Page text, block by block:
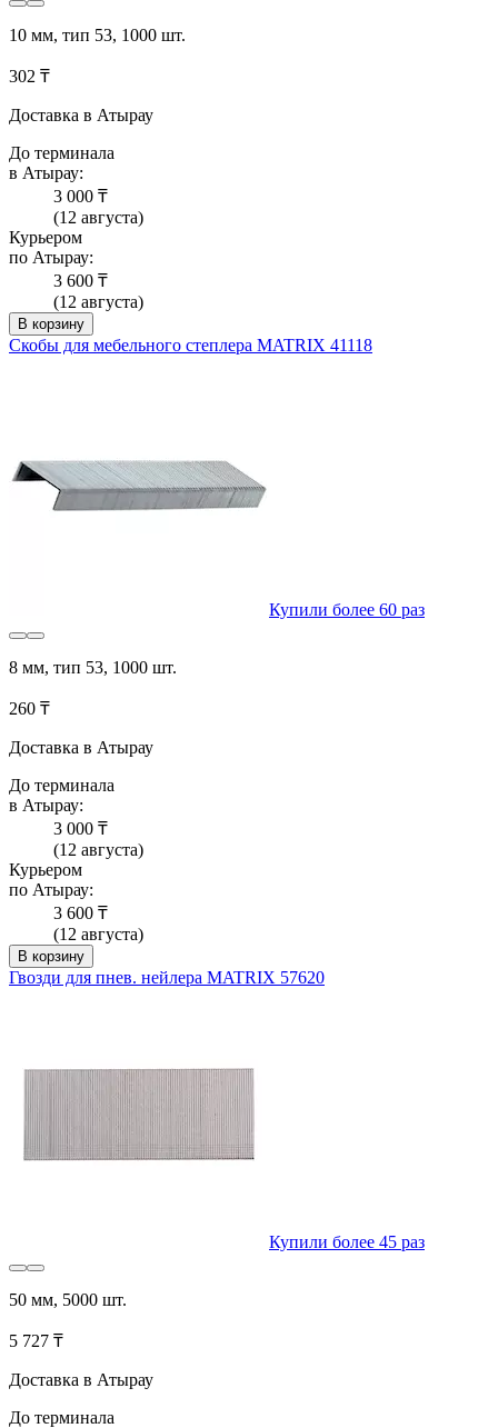
10 мм, тип 53, 1000 шт.
302 ₸
Доставка в Атырау
До терминала
в Атырау:
3 000 ₸
(12 августа)
Курьером
по Атырау:
3 600 ₸
(12 августа)
В корзину
Скобы для мебельного степлера MATRIX 41118
Купили более 60 раз
8 мм, тип 53, 1000 шт.
260 ₸
Доставка в Атырау
До терминала
в Атырау:
3 000 ₸
(12 августа)
Курьером
по Атырау:
3 600 ₸
(12 августа)
В корзину
Гвозди для пнев. нейлера MATRIX 57620
Купили более 45 раз
50 мм, 5000 шт.
5 727 ₸
Доставка в Атырау
До терминала